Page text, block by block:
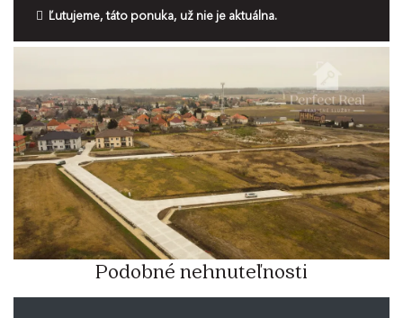
Ľutujeme, táto ponuka, už nie je aktuálna.
Podobné nehnuteľnosti